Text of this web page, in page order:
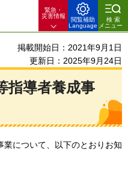
緊急・
災害情報
閲覧補助
Language
検索
メニュー
掲載開始日：2021年9月1日
更新日：2025年9月24日
指導者養成事
業について、以下のとおりお知